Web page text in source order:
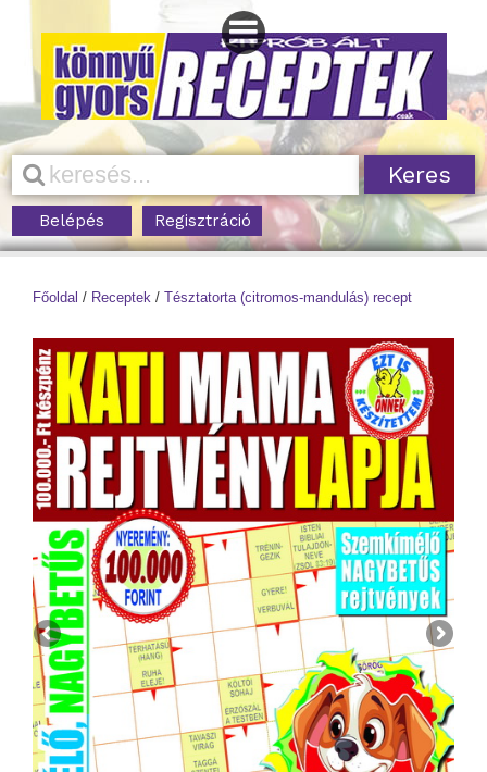
Belépés Regisztráció
Főoldal / Receptek / Tésztatorta (citromos-mandulás) recept